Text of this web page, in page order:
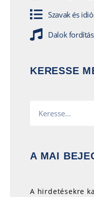
Szavak és
Dalok
KERESSE
A MAI
A hirdetésekre